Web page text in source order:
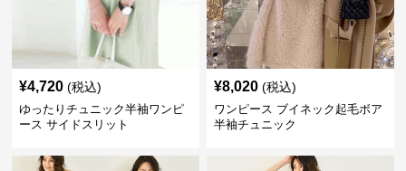
¥4,720 (税込)
ゆったりチュニック半袖ワンピ
ース サイドスリット
¥8,020 (税込)
ワンピース ブイネック起毛ボア
半袖チュニック